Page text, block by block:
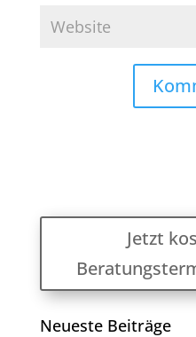
Jetzt
Neueste Beiträge